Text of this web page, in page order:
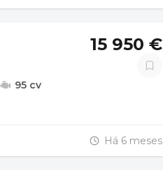
15 950 €
95 cv
Há 6 meses